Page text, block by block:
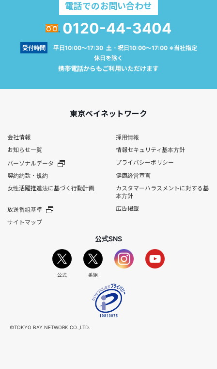
電話でのお問い合わせ
0120-44-3404
受付時間
平日10:00～17:30 土・祝日10:00～17:00 ※当社指定
休日を除く
携帯電話からもご利用いただけます
東京ベイネットワーク
会社情報
採用情報
お知らせ一覧
情報セキュリティ基本方針
パーソナルデータ
プライバシーポリシー
契約約款・規約
健康経営宣言
女性活躍推進法に基づく行動計画
カスタマーハラスメントに対する基
本方針
放送番組基準
広告掲載
サイトマップ
公式SNS
公式 番組
©TOKYO BAY NETWORK CO.,LTD.